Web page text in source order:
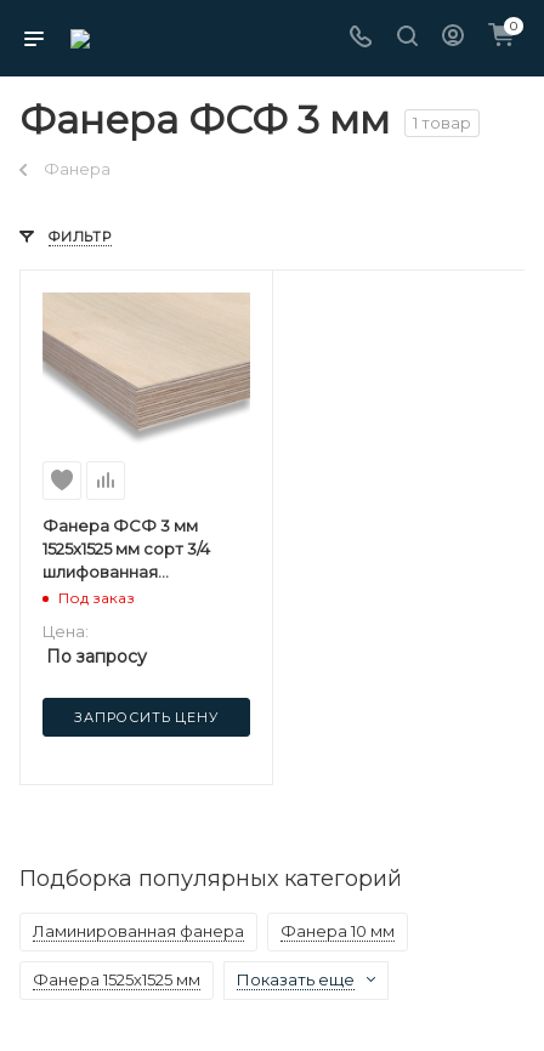
0
Фанера ФСФ 3 мм 1 товар
Фанера
ФИЛЬТР
Фанера ФСФ 3 мм
1525х1525 мм сорт 3/4
шлифованная
березовая
Под заказ
Цена:
По запросу
ЗАПРОСИТЬ ЦЕНУ
Подборка популярных категорий
Ламинированная фанера Фанера 10 мм
Фанера 1525х1525 мм Показать еще